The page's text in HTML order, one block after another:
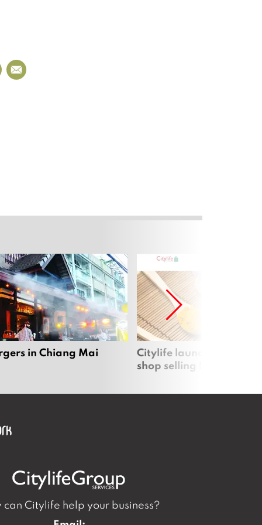
in Chiang Mai
Citylife launches new
shop selling local
can Citylife help your business?